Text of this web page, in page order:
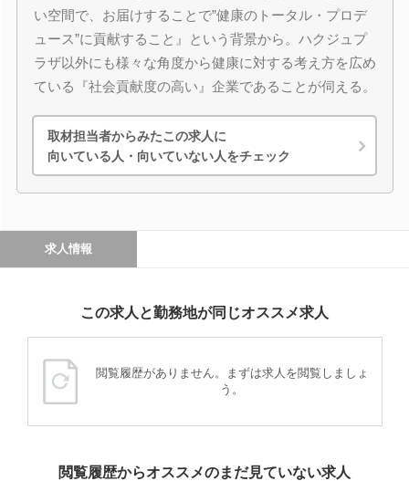
い空間で、お届けすることで”健康のトータル・プロデ
ュース”に貢献すること』という背景から。ハクジュプ
ラザ以外にも様々な角度から健康に対する考え方を広め
ている『社会貢献度の高い』企業であることが伺える。
取材担当者からみたこの求人に
向いている人・向いていない人をチェック
求人情報
この求人と勤務地が同じオススメ求人
閲覧履歴がありません。まずは求人を閲覧しましょ
う。
閲覧履歴からオススメのまだ見ていない求人